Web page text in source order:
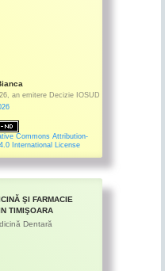
an emitere Decizie IOSUD
Commons Attribution-
International License
ŞI FARMACIE
TIMIŞOARA
Dentară